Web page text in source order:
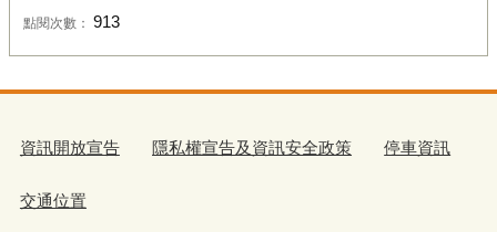
點閱次數： 913
資訊開放宣告 隱私權宣告及資訊安全政策 停車資訊
交通位置